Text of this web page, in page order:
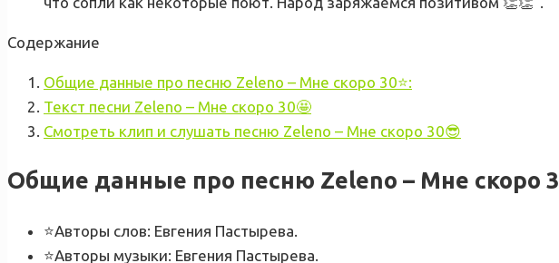
Содержание
Общие данные про песню Zeleno – Мне скоро 30⭐:
Текст песни Zeleno – Мне скоро 30🤩
Смотреть клип и слушать песню Zeleno – Мне скоро 30😎
Общие данные про песню Zeleno – Мне скоро
⭐Авторы слов: Евгения Пастырева.
⭐Авторы музыки: Евгения Пастырева.